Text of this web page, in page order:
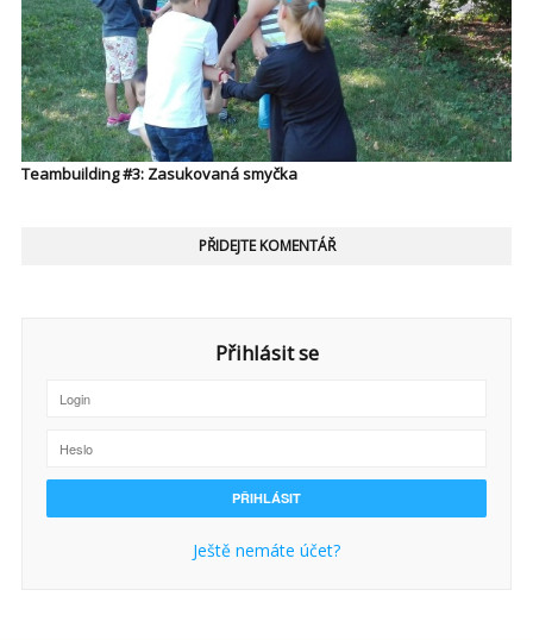
Teambuilding #3: Zasukovaná smyčka
PŘIDEJTE KOMENTÁŘ
Přihlásit se
Ještě nemáte účet?